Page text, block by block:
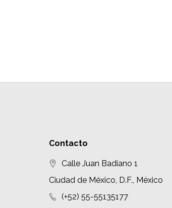
Contacto
Calle Juan Badiano 1
Ciudad de México, D.F., México
(+52) 55-55135177